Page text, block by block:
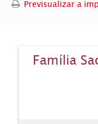
Previsualizar a
Família